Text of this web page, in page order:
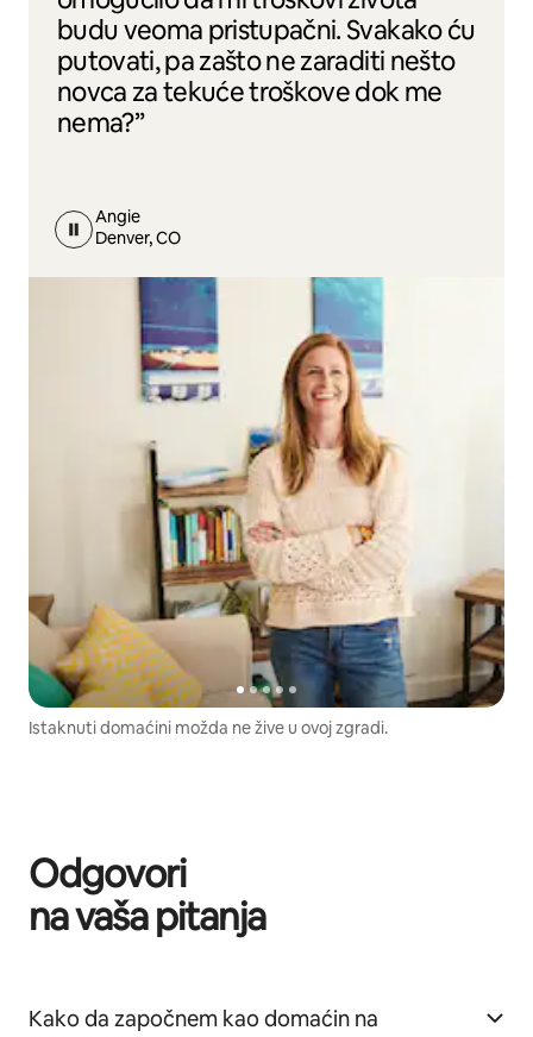
budu veoma pristupačni. Svakako ću
putovati, pa zašto ne zaraditi nešto
novca za tekuće troškove dok me
nema?”
Angie
Denver, CO
Istaknuti domaćini možda ne žive u ovoj zgradi.
Odgovori
na vaša pitanja
Kako da započnem kao domaćin na